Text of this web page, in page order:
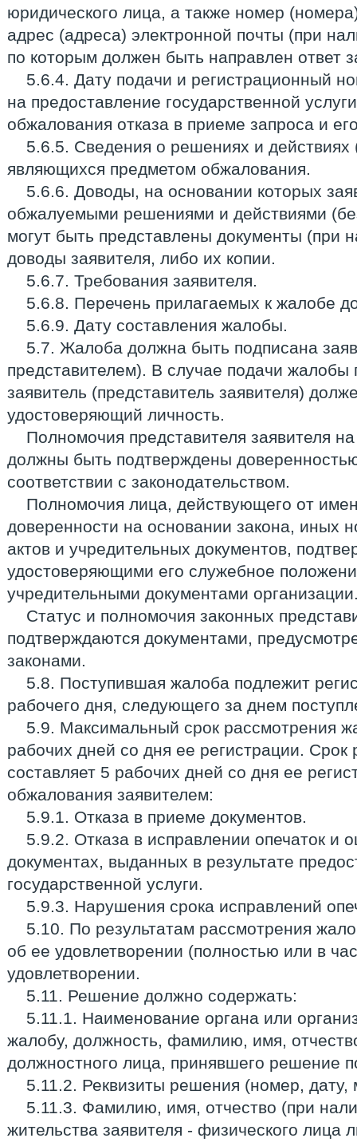
юридического лица, а также номер
адрес (адреса) электронной почты (при
по которым должен быть направлен ответ
5.6.4. Дату подачи и регистрационный
на предоставление государственной
обжалования отказа в приеме запроса и
5.6.5. Сведения о решениях и действиях
являющихся предметом обжалования.
5.6.6. Доводы, на основании которых
обжалуемыми решениями и действиями
могут быть представлены документы (при
доводы заявителя, либо их копии.
5.6.7. Требования заявителя.
5.6.8. Перечень прилагаемых к жалобе
5.6.9. Дату составления жалобы.
5.7. Жалоба должна быть подписана
представителем). В случае подачи
заявитель (представитель заявителя)
удостоверяющий личность.
Полномочия представителя заявителя
должны быть подтверждены
соответствии с законодательством.
Полномочия лица, действующего от
доверенности на основании закона, иных
актов и учредительных документов,
удостоверяющими его служебное
учредительными документами
Статус и полномочия законных
подтверждаются документами,
законами.
5.8. Поступившая жалоба подлежит
рабочего дня, следующего за днем
5.9. Максимальный срок рассмотрения
рабочих дней со дня ее регистрации.
составляет 5 рабочих дней со дня ее
обжалования заявителем:
5.9.1. Отказа в приеме документов.
5.9.2. Отказа в исправлении опечаток и
документах, выданных в результате
государственной услуги.
5.9.3. Нарушения срока исправлений
5.10. По результатам рассмотрения
об ее удовлетворении (полностью или в
удовлетворении.
5.11. Решение должно содержать:
5.11.1. Наименование органа или
жалобу, должность, фамилию, имя,
должностного лица, принявшего решение
5.11.2. Реквизиты решения (номер, дату,
5.11.3. Фамилию, имя, отчество (при
жительства заявителя - физического лица